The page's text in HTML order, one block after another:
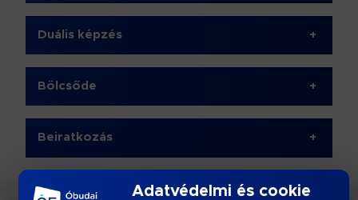
Duális képzés +
Bölcsőde +
Beiratkozás +
Adatvédelmi és cookie